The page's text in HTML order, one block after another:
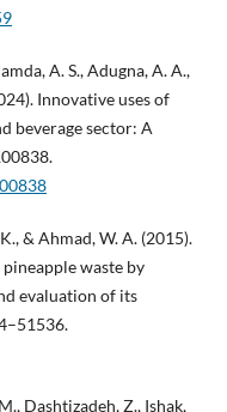
A. S., Adugna, A. A.,
Innovative uses of
beverage sector: A
& Ahmad, W. A. (2015).
waste by
evaluation of its
Dashtizadeh, Z., Ishak,